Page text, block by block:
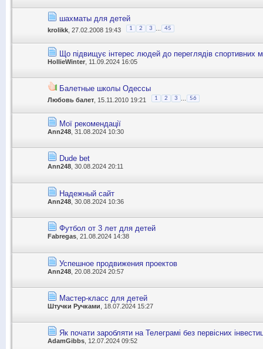
шахматы для детей
krolikk , 27.02.2008 19:43 1 2 3 45
Що підвищує інтерес людей до переглядів спортивних
HollieWinter , 11.09.2024 16:05
Балетные школы Одессы
Любовь балет , 15.11.2010 19:21 1 2 3 56
Мої рекомендації
Ann248 , 31.08.2024 10:30
Dude bet
Ann248 , 30.08.2024 20:11
Надежный сайт
Ann248 , 30.08.2024 10:36
Футбол от 3 лет для детей
Fabregas , 21.08.2024 14:38
Успешное продвижения проектов
Ann248 , 20.08.2024 20:57
Мастер-класс для детей
Штучки Ручками , 18.07.2024 15:27
Як почати заробляти на Телеграмі без первісних
AdamGibbs, 12.07.2024 09:52